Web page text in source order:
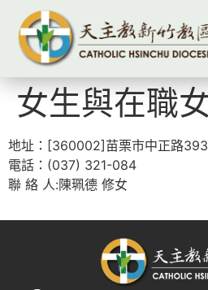
女生與在職
地址：[360002]苗栗市中正路
電話：(037) 321-084
聯 絡 人:陳珮德 修女